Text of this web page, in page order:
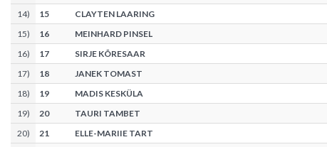
14) 15 CLAYTEN LAARING
15) 16 MEINHARD PINSEL
16) 17 SIRJE KÕRESAAR
17) 18 JANEK TOMAST
18) 19 MADIS KESKÜLA
19) 20 TAURI TAMBET
20) 21 ELLE-MARIIE TART